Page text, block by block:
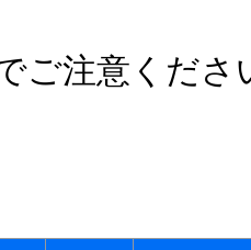
ご注意くださ